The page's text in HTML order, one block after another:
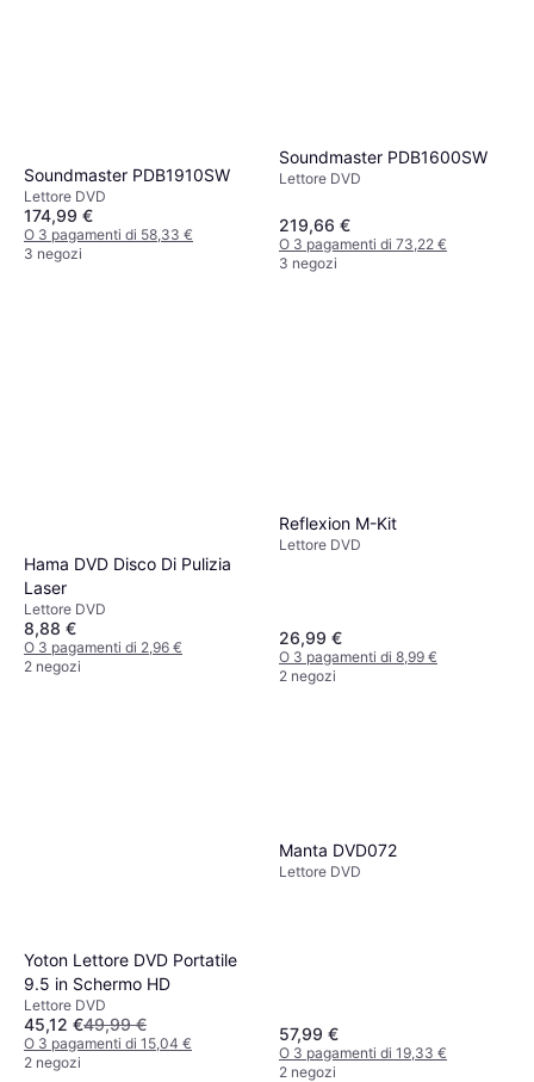
Soundmaster PDB1910SW
Lettore DVD
174,99 €
O 3 pagamenti di 58,33 €
3 negozi
Soundmaster PDB1600SW
Lettore DVD
219,66 €
O 3 pagamenti di 73,22 €
3 negozi
Hama DVD Disco Di Pulizia
Laser
Lettore DVD
8,88 €
O 3 pagamenti di 2,96 €
2 negozi
Reflexion M-Kit
Lettore DVD
26,99 €
O 3 pagamenti di 8,99 €
2 negozi
Yoton Lettore DVD Portatile
9.5 in Schermo HD
Lettore DVD
45,12 €49,99 €
O 3 pagamenti di 15,04 €
2 negozi
Manta DVD072
Lettore DVD
57,99 €
O 3 pagamenti di 19,33 €
2 negozi